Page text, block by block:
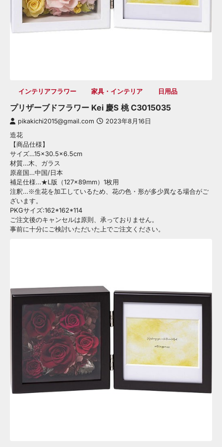
インテリアフラワー 家具・インテリア 日用品
プリザーブドフラワー Kei 慶S 桃 C3015035
pikakichi2015@gmail.com 2023年8月16日
造花
【商品仕様】
サイズ…15×30.5×6.5cm
材質…木、ガラス
原産国…中国/日本
補足仕様…★L版（127×89mm）1枚用
注釈…※生花を加工しているため、花の色・形が多少異なる場合がご
ざいます。
PKGサイズ:162*162*114
ご注文後のキャンセルは原則、承っておりません。
事前に十分にご検討いただいた上でご注文ください。